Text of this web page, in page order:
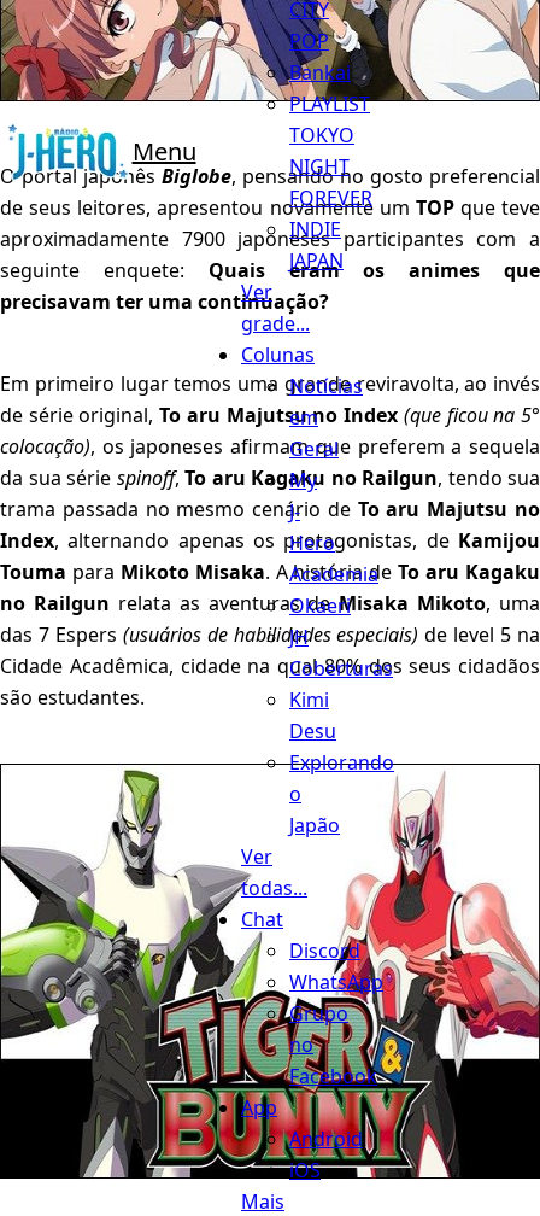
Menu
CITY
POP
Bankai
PLAYLIST
TOKYO
NIGHT
FOREVER
INDIE
JAPAN
Ver
grade...
Colunas
Notícias
em
Geral
My
J-
Hero
Academia
Okaeri
JH
Coberturas
Kimi
Desu
Explorando
o
Japão
Ver
todas...
Chat
Discord
WhatsApp
Grupo
no
Facebook
App
Android
iOS
Mais
O portal japonês Biglobe, pensando no gosto preferencial
de seus leitores, apresentou novamente um TOPque teve
aproximadamente 7900 japoneses participantes com a
seguinte enquete: Quais eram os animes que
precisavam ter uma continuação?
Em primeiro lugar temos uma grande reviravolta, ao invés
de série original,To aru Majutsu no Index (que ficou na 5°
colocação), os japoneses afirmam que preferem a sequela
da sua série spinoff, To aru Kagaku no Railgun, tendo sua
trama passada no mesmo cenário de To aru Majutsu no
Index, alternando apenas os protagonistas, de Kamijou
Touma para Mikoto Misaka. A história deTo aru Kagaku
no Railgun relata as aventuras deMisaka Mikoto, uma
das 7 Espers (usuários de habilidades especiais) de level 5 na
Cidade Acadêmica, cidade na qual 80% dos seus cidadãos
são estudantes.